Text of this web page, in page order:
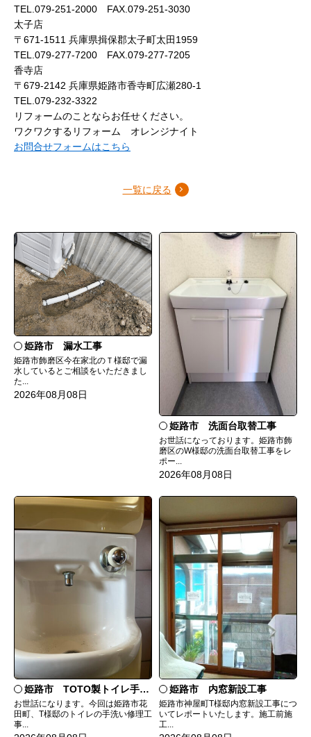
TEL.079-251-2000 FAX.079-251-3030
太子店
〒671-1511 兵庫県揖保郡太子町太田1959
TEL.079-277-7200 FAX.079-277-7205
香寺店
〒679-2142 兵庫県姫路市香寺町広瀬280-1
TEL.079-232-3322
リフォームのことならお任せください。
ワクワクするリフォーム オレンジナイト
お問合せフォームはこちら
一覧に戻る
姫路市 漏水工事
姫路市飾磨区今在家北のＴ様邸で漏
水しているとご相談をいただきまし
た...
2026年08月08日
姫路市 洗面台取替工事
お世話になっております。姫路市飾
磨区のW様邸の洗面台取替工事をレ
ポー...
2026年08月08日
姫路市 TOTO製トイレ手洗いの水漏れ修理
お世話になります。今回は姫路市花
田町、T様邸のトイレの手洗い修理工
事...
姫路市 内窓新設工事
姫路市神屋町T様邸内窓新設工事につ
いてレポートいたします。施工前施
工...